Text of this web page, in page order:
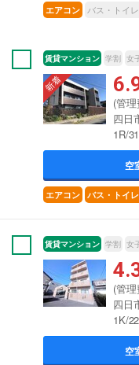
エアコン バス・トイ
賃貸マンション 学割 女
(管
四日
1R/
空
エアコン バス・トイ
賃貸マンション 学割 女
(管
四日
1K/
空